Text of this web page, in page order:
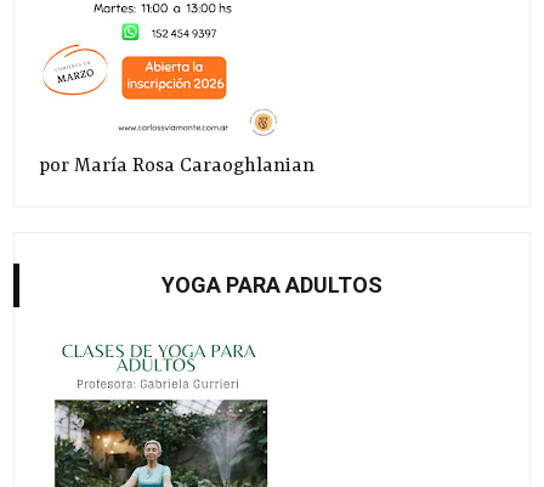
por María Rosa Caraoghlanian
YOGA PARA ADULTOS